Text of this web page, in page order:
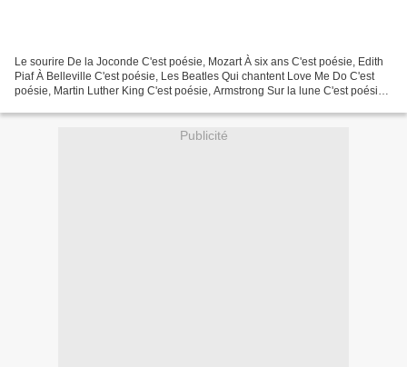
Le sourire De la Joconde C'est poésie, Mozart À six ans C'est poésie, Edith
Piaf À Belleville C'est poésie, Les Beatles Qui chantent Love Me Do C'est
poésie, Martin Luther King C'est poésie, Armstrong Sur la lune C'est poésie,
Publicité